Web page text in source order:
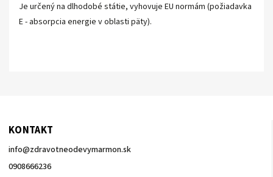
Je určený na dlhodobé státie, vyhovuje EU normám (požiadavka
E - absorpcia energie v oblasti päty).
KONTAKT
info@zdravotneodevymarmon.sk
0908666236